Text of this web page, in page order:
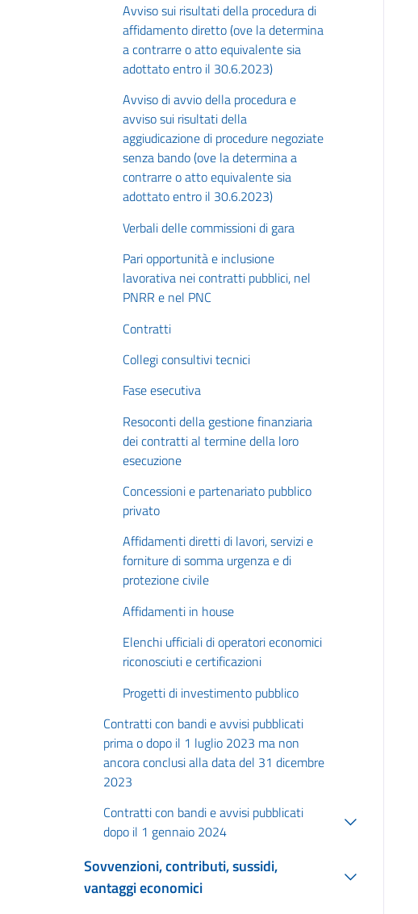
Avviso sui risultati della procedura di
affidamento diretto (ove la determina
a contrarre o atto equivalente sia
adottato entro il 30.6.2023)
Avviso di avvio della procedura e
avviso sui risultati della
aggiudicazione di procedure negoziate
senza bando (ove la determina a
contrarre o atto equivalente sia
adottato entro il 30.6.2023)
Verbali delle commissioni di gara
Pari opportunità e inclusione
lavorativa nei contratti pubblici, nel
PNRR e nel PNC
Contratti
Collegi consultivi tecnici
Fase esecutiva
Resoconti della gestione finanziaria
dei contratti al termine della loro
esecuzione
Concessioni e partenariato pubblico
privato
Affidamenti diretti di lavori, servizi e
forniture di somma urgenza e di
protezione civile
Affidamenti in house
Elenchi ufficiali di operatori economici
riconosciuti e certificazioni
Progetti di investimento pubblico
Contratti con bandi e avvisi pubblicati
prima o dopo il 1 luglio 2023 ma non
ancora conclusi alla data del 31 dicembre
2023
Contratti con bandi e avvisi pubblicati
dopo il 1 gennaio 2024
Sovvenzioni, contributi, sussidi,
vantaggi economici